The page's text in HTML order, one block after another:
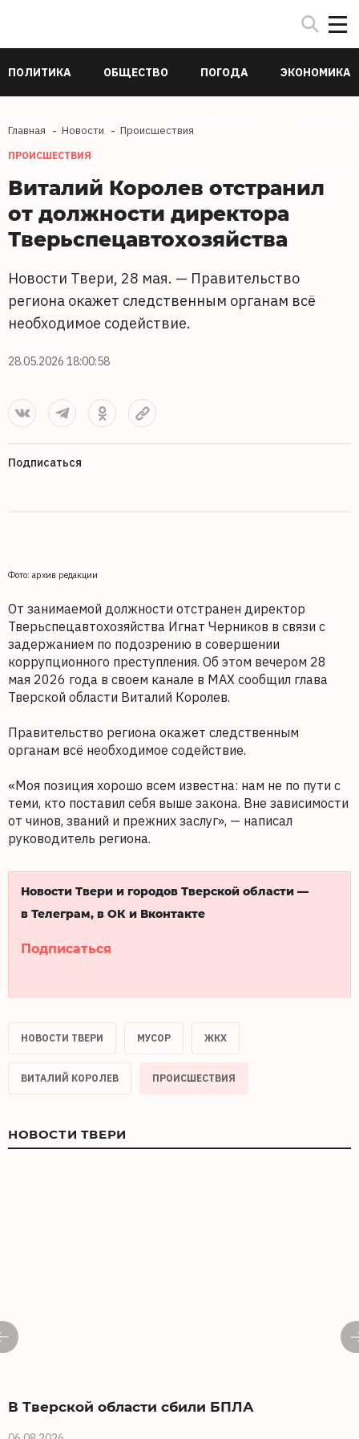
ПОЛИТИКА ОБЩЕСТВО ПОГОДА ЭКОНОМИКА
Главная Новости Происшествия
ПРОИСШЕСТВИЯ
Виталий Королев отстранил
от должности директора
Тверьспецавтохозяйства
Новости Твери, 28 мая. — Правительство
региона окажет следственным органам всё
необходимое содействие.
28.05.2026 18:00:58
Подписаться
Фото: архив редакции
От занимаемой должности отстранен директор
Тверьспецавтохозяйства Игнат Черников в связи с
задержанием по подозрению в совершении
коррупционного преступления. Об этом вечером 28
мая 2026 года в своем канале в MAX сообщил глава
Тверской области Виталий Королев.
Правительство региона окажет следственным
органам всё необходимое содействие.
«Моя позиция хорошо всем известна: нам не по пути с
теми, кто поставил себя выше закона. Вне зависимости
от чинов, званий и прежних заслуг», — написал
руководитель региона.
Новости Твери и городов Тверской области —
в Телеграм, в ОК и Вконтакте
Подписаться
НОВОСТИ ТВЕРИ МУСОР ЖКХ
ВИТАЛИЙ КОРОЛЕВ ПРОИСШЕСТВИЯ
НОВОСТИ ТВЕРИ
В Тверской области сбили БПЛА